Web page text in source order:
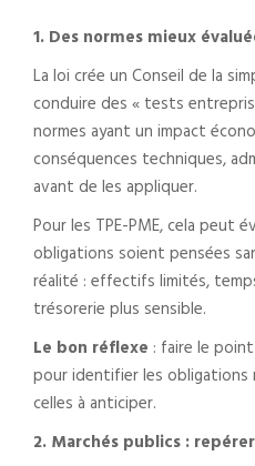
1. Des normes mieux
La loi crée un Conseil de la
conduire des « tests
normes ayant un impact
conséquences techniques,
avant de les appliquer.
Pour les TPE-PME, cela peut
obligations soient pensées
réalité : effectifs limités,
trésorerie plus sensible.
Le bon réflexe : faire le
pour identifier les obligations
celles à anticiper.
2. Marchés publics :